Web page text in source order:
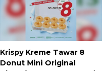
Krispy Kreme Tawar 8
Donut Mini Original